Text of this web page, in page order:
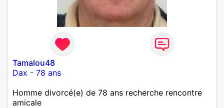
Tamalou48
Dax - 78 ans
Homme divorcé(e) de 78 ans recherche rencontre
amicale